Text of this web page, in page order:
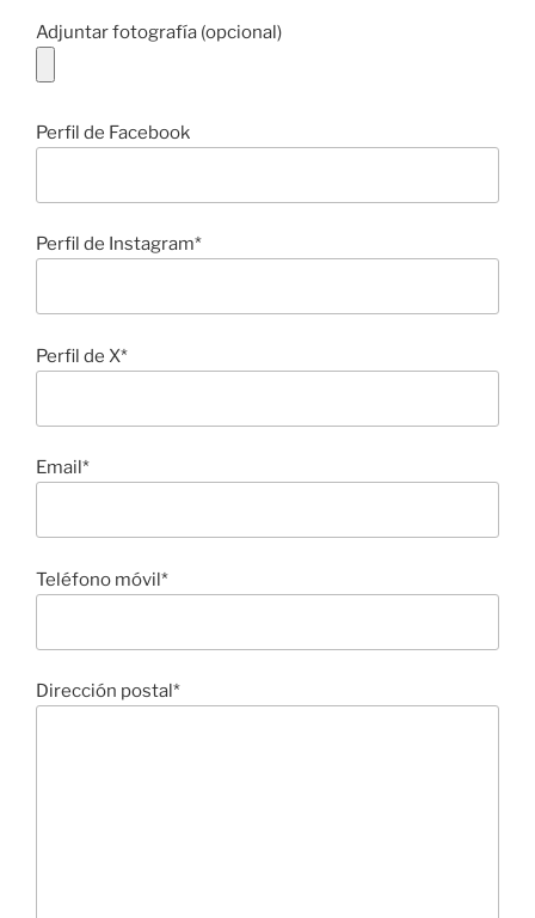
Adjuntar fotografía (opcional)
Perfil de Facebook
Perfil de Instagram*
Perfil de X*
Email*
Teléfono móvil*
Dirección postal*